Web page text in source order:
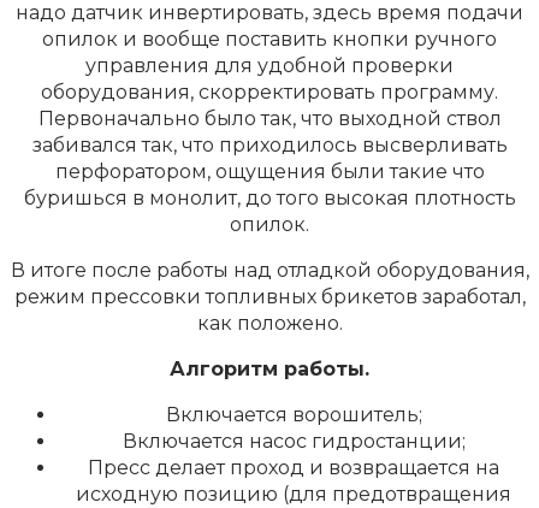
надо датчик инвертировать, здесь время подачи
опилок и вообще поставить кнопки ручного
управления для удобной проверки
оборудования, скорректировать программу.
Первоначально было так, что выходной ствол
забивался так, что приходилось высверливать
перфоратором, ощущения были такие что
буришься в монолит, до того высокая плотность
опилок.
В итоге после работы над отладкой оборудования,
режим прессовки топливных брикетов заработал,
как положено.
Алгоритм работы.
Включается ворошитель;
Включается насос гидростанции;
Пресс делает проход и возвращается на
исходную позицию (для предотвращения